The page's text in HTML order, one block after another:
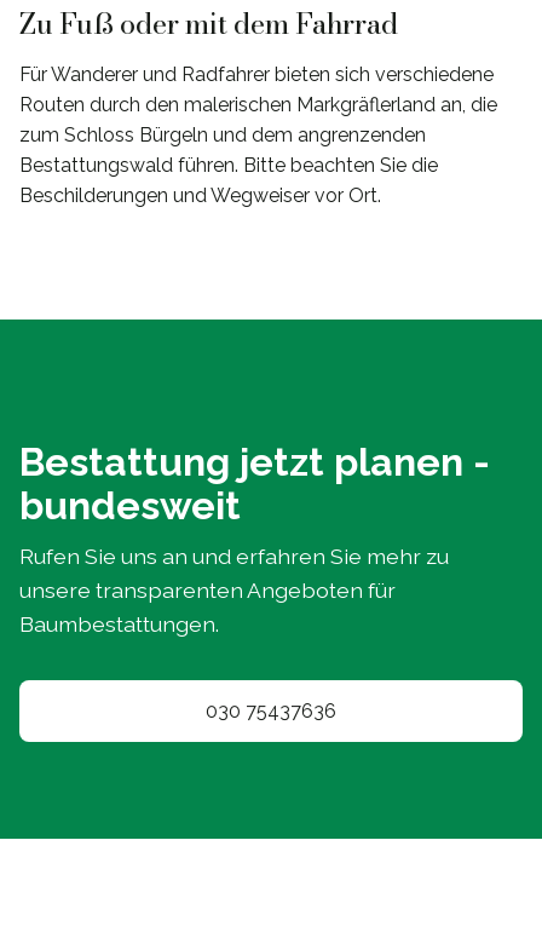
Zu Fuß oder mit dem Fahrrad
Für Wanderer und Radfahrer bieten sich verschiedene
Routen durch den malerischen Markgräflerland an, die
zum Schloss Bürgeln und dem angrenzenden
Bestattungswald führen. Bitte beachten Sie die
Beschilderungen und Wegweiser vor Ort.
Bestattung jetzt planen -
bundesweit
Rufen Sie uns an und erfahren Sie mehr zu
unsere transparenten Angeboten für
Baumbestattungen.
030 75437636